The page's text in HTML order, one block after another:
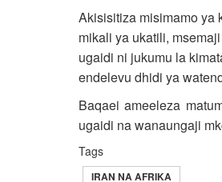
Akisisitiza misimamo ya
mikali ya ukatili,
ugaidi ni jukumu la
endelevu dhidi ya
Baqaei ameeleza
ugaidi na wanaungaji
Tags
IRAN NA AFRIKA